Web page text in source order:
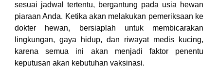
sesuai jadwal tertentu, bergantung pada usia hewan
piaraan Anda. Ketika akan melakukan pemeriksaan ke
dokter hewan, bersiaplah untuk membicarakan
lingkungan, gaya hidup, dan riwayat medis kucing,
karena semua ini akan menjadi faktor penentu
keputusan akan kebutuhan vaksinasi.